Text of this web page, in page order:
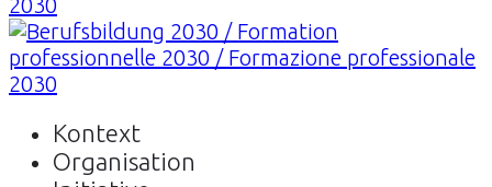
Kontext
Organisation